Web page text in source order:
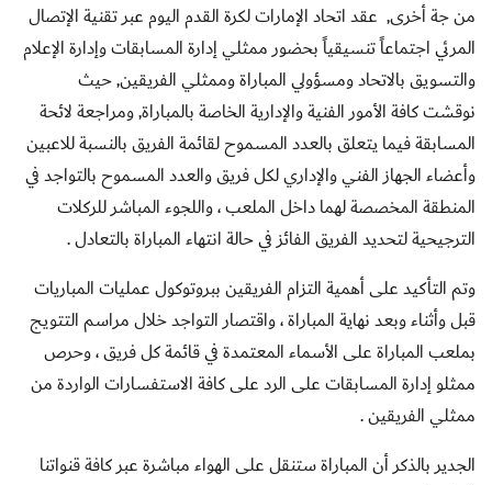
من جة أخرى, عقد اتحاد الإمارات لكرة القدم اليوم عبر تقنية الإتصال
المرئي اجتماعاً تنسيقياً بحضور ممثلي إدارة المسابقات وإدارة الإعلام
والتسويق بالاتحاد ومسؤولي المباراة وممثلي الفريقين, حيث
نوقشتكافة الأمور الفنية والإدارية الخاصة بالمباراة, ومراجعة لائحة
المسابقة فيما يتعلق بالعدد المسموح لقائمة الفريق بالنسبة للاعبين
وأعضاء الجهاز الفني والإداري لكل فريق والعدد المسموح بالتواجد في
المنطقة المخصصة لهما داخل الملعب ، واللجوء المباشر للركلات
الترجيحية لتحديد الفريق الفائز في حالة انتهاء المباراة بالتعادل .
وتم التأكيد على أهمية التزام الفريقين ببروتوكول عمليات المباريات
قبل وأثناء وبعد نهاية المباراة ، واقتصار التواجد خلال مراسم التتويج
بملعب المباراة على الأسماء المعتمدة في قائمة كل فريق ، وحرص
ممثلو إدارة المسابقات على الرد على كافة الاستفسارات الواردة من
ممثلي الفريقين .
الجدير بالذكر أن المباراة ستنقل على الهواء مباشرة عبر كافة قنواتنا